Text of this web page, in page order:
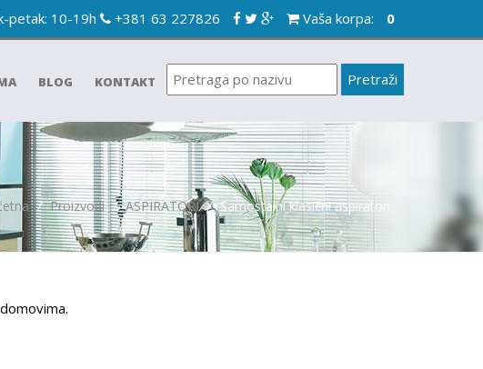
petak: 10-19h +381 63 227826 Vaša korpa: 0
BLOG KONTAKT
/ Proizvodi / ASPIRATORI / Samostalni klasični aspiratori